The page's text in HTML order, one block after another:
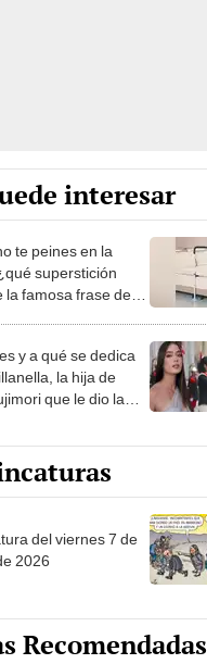
interesar
te peines en la
superstición
la famosa frase de
y a qué se dedica
la hija de
que le dio la
del viernes 7 de
2026
Recomendadas